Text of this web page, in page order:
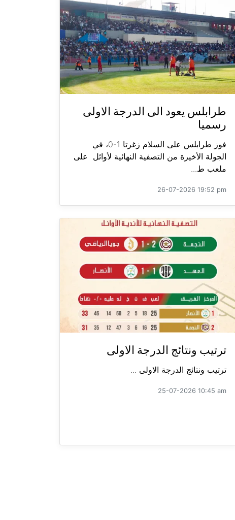
طرابلس يعود الى الدرجة الاولى
رسميا
فوز طرابلس على السلام زغرتا 1-0، في
الجولة الأخيرة من التصفية النهائية لأوائل على
ملعب ط...
26-07-2026 19:52 pm
ترتيب ونتائج الدرجة الاولى
ترتيب ونتائج الدرجة الاولى ...
25-07-2026 10:45 am